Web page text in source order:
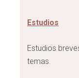
Estudios
Estudios
temas.